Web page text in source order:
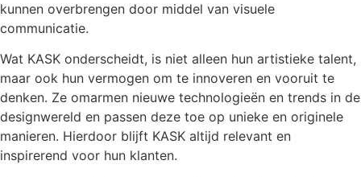
kunnen overbrengen door middel van visuele
communicatie.
Wat KASK onderscheidt, is niet alleen hun artistieke talent,
maar ook hun vermogen om te innoveren en vooruit te
denken. Ze omarmen nieuwe technologieën en trends in de
designwereld en passen deze toe op unieke en originele
manieren. Hierdoor blijft KASK altijd relevant en
inspirerend voor hun klanten.